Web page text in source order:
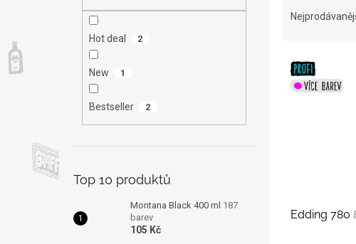
Hot deal 2
New 1
Bestseller 2
Top 10 produktů
Montana Black 400 ml 187
barev
105 Kč
n
p
V
p
Edding 780